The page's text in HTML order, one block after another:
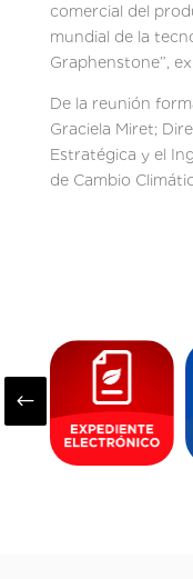
comercial del
mundial de la
Graphenstone”,
De la reunión
Graciela Miret;
Estratégica y el
de Cambio
#